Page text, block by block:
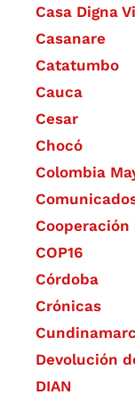
Casa Digna
Casanare
Catatumbo
Cauca
Cesar
Chocó
Colombia
COP16
Córdoba
Crónicas
Devolución
DIAN